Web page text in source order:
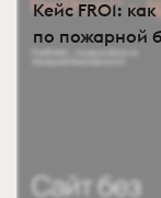
Кейс FR01:
по пожарной